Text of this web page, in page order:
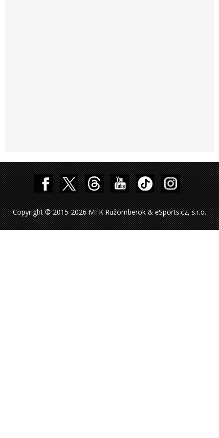
Copyright © 2015-2026 MFK Ružomberok & eSports.cz, s.r.o.